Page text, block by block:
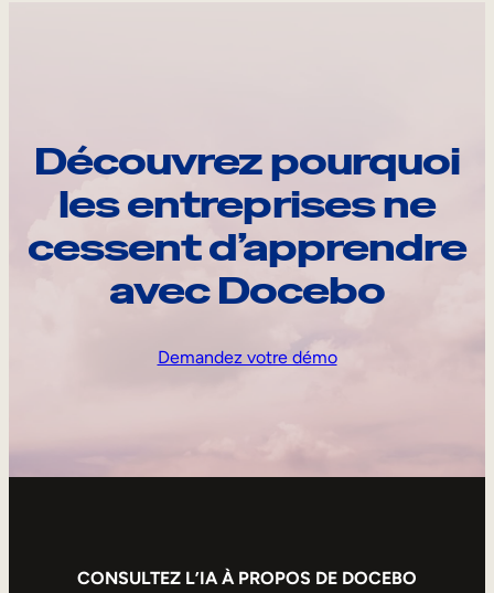
Découvrez pourquoi
les entreprises ne
cessent d’apprendre
avec Docebo
Demandez votre démo
CONSULTEZ L’IA À PROPOS DE DOCEBO